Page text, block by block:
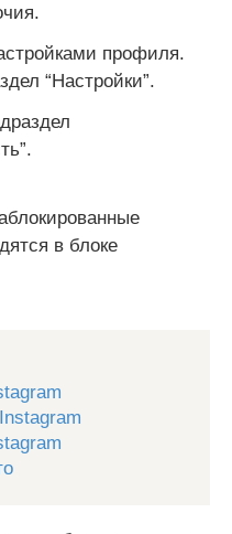
профиля.
“Настройки”.
в блоке